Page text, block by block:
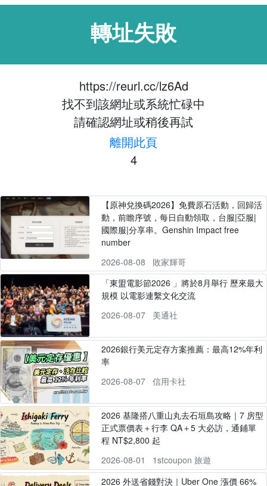
轉址失敗
https://reurl.cc/lz6Ad
找不到該網址或系統忙碌中
請確認網址或稍後再試
離開此頁
4
【原神兌換碼2026】免費原石活動，回歸活
動，前瞻序號，每日自動領取，台服|亞服|
國際服|分享串。Genshin Impact free
number
2026-08-08
敗家輝哥
「東盟電影節2026 」將於8月舉行 歷來最大
規模 以電影連繫文化交流
2026-08-07
美通社
2026銀行美元定存方案推薦：最高12%年利
率
2026-08-07
信用卡社
2026 基隆搭八重山丸去石垣島攻略｜7 房型
正式票價表＋行李 QA＋5 大必訪，通鋪單
程 NT$2,800 起
2026-08-01
1stcoupon 旅遊
2026 外送省錢對決｜Uber One 漲價 66%